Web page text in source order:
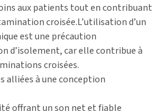
aux patients tout en contribuant
croisée.L’utilisation d’un
est une précaution
d’isolement, car elle contribue à
croisées.
alliées à une conception
offrant un son net et fiable